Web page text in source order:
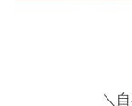
＼